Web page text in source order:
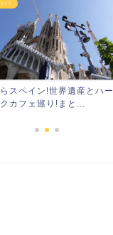
パ
スペイン!世界遺産とハー
カフェ巡り!まと...